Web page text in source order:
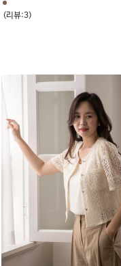
(리뷰:3)